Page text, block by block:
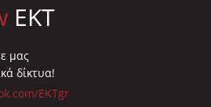
EKT
μας
δίκτυα!
EKTgr